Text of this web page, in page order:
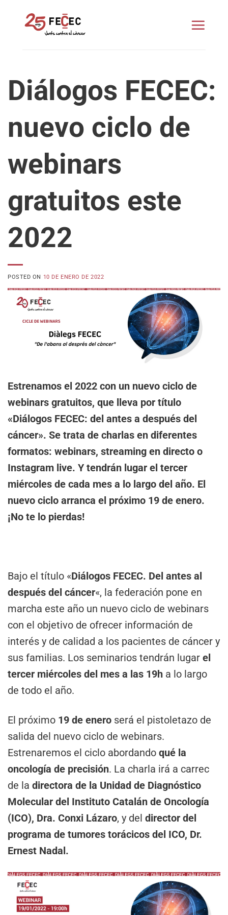
contenido
Diálogos FECEC:
nuevo ciclo de
webinars
gratuitos este
2022
POSTED ON 10 DE ENERO DE 2022
Estrenamos el 2022 con un nuevo ciclo de
webinars gratuitos, que lleva por título
«Diálogos FECEC: del antes a después del
cáncer». Se trata de charlas en diferentes
formatos: webinars, streaming en directo o
Instagram live. Y tendrán lugar el tercer
miércoles de cada mes a lo largo del año. El
nuevo ciclo arranca el próximo 19 de enero.
¡No te lo pierdas!
Bajo el título «Diálogos FECEC. Del antes al
después del cáncer«, la federación pone en
marcha este año un nuevo ciclo de webinars
con el objetivo de ofrecer información de
interés y de calidad a los pacientes de cáncer y
sus familias. Los seminarios tendrán lugar el
tercer miércoles del mes a las 19h a lo largo
de todo el año.
El próximo 19 de enero será el pistoletazo de
salida del nuevo ciclo de webinars.
Estrenaremos el ciclo abordando qué la
oncología de precisión. La charla irá a carrec
de la directora de la Unidad de Diagnóstico
Molecular del Instituto Catalán de Oncología
(ICO), Dra. Conxi Lázaro, y del director del
programa de tumores torácicos del ICO, Dr.
Ernest Nadal.